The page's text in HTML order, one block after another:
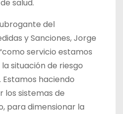
salud.
del
y Sanciones, Jorge
servicio estamos
situación de riesgo
Estamos haciendo
los sistemas de
para dimensionar la